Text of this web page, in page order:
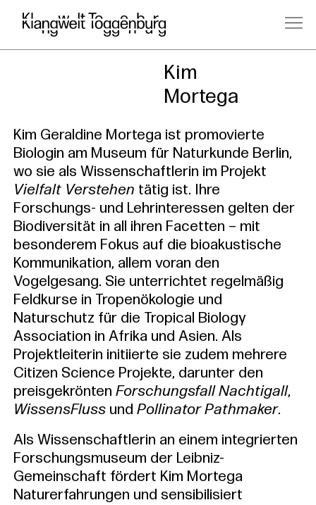
Kim
Mortega
Kim Geraldine Mortega ist promovierte
Biologin am Museum für Naturkunde Berlin,
wo sie als Wissenschaftlerin im Projekt
Vielfalt Verstehen tätig ist. Ihre
Forschungs- und Lehrinteressen gelten der
Biodiversität in all ihren Facetten – mit
besonderem Fokus auf die bioakustische
Kommunikation, allem voran den
Vogelgesang. Sie unterrichtet regelmäßig
Feldkurse in Tropenökologie und
Naturschutz für die Tropical Biology
Association in Afrika und Asien. Als
Projektleiterin initiierte sie zudem mehrere
Citizen Science Projekte, darunter den
preisgekrönten Forschungsfall Nachtigall,
WissensFlussund Pollinator Pathmaker.
Als Wissenschaftlerin an einem integrierten
Forschungsmuseum der Leibniz-
Gemeinschaft fördert Kim Mortega
Naturerfahrungen und sensibilisiert